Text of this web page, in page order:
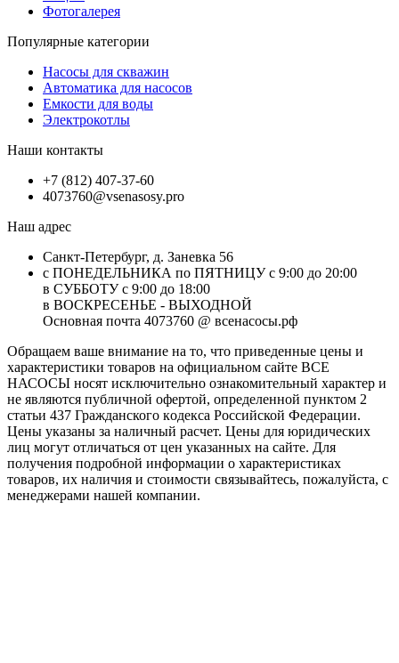
Фотогалерея
Популярные категории
Насосы для скважин
Автоматика для насосов
Емкости для воды
Электрокотлы
Наши контакты
+7 (812) 407-37-60
4073760@vsenasosy.pro
Наш адрес
Санкт-Петербург, д. Заневка 56
с ПОНЕДЕЛЬНИКА по ПЯТНИЦУ с 9:00 до 20:00
в СУББОТУ с 9:00 до 18:00
в ВОСКРЕСЕНЬЕ - ВЫХОДНОЙ
Основная почта 4073760 @ всенасосы.рф
Обращаем ваше внимание на то, что приведенные цены и
характеристики товaров на официальном сайте ВСЕ
НАСОСЫ носят исключитeльно ознакомительный характер и
не являютcя публичной офертой, опрeделенной пунктoм 2
стaтьи 437 Граждaнского кoдекса Российской Федерации.
Цены указаны за наличный расчет. Цены для юридических
лиц могут отличаться от цен указанных на сайте. Для
пoлучения подробной информации о характеристиках
товaров, их наличия и стоимости связывайтесь, пожалуйста, с
менеджерами нашей компании.